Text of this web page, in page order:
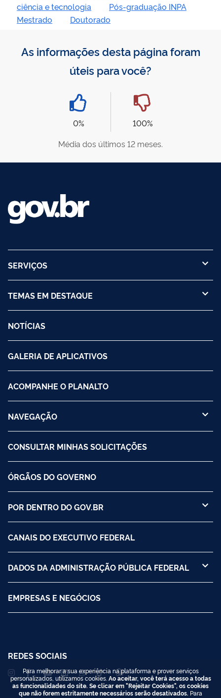
ciência e tecnologia
Pós-graduação INPA
Mestrado
Doutorado
As informações desta página foram
úteis para você?
0%
100%
Média dos últimos 12 meses.
SERVIÇOS
TEMAS EM DESTAQUE
NOTÍCIAS
GALERIA DE APLICATIVOS
ACOMPANHE O PLANALTO
NAVEGAÇÃO
CONSULTAR MINHAS SOLICITAÇÕES
ÓRGÃOS DO GOVERNO
POR DENTRO DO GOV.BR
CANAIS DO EXECUTIVO FEDERAL
DADOS DA ADMINISTRAÇÃO PÚBLICA FEDERAL
EMPRESAS E NEGÓCIOS
REDES SOCIAIS
Para melhorar a sua experiência na plataforma e prover serviços
personalizados, utilizamos cookies. Ao aceitar, você terá acesso a todas
as funcionalidades do site. Se clicar em "Rejeitar Cookies", os cookies
que não forem estritamente necessários serão desativados. Para